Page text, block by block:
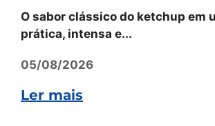
O sabor clássico do ketchup em
prática, intensa e...
05/08/2026
Ler mais